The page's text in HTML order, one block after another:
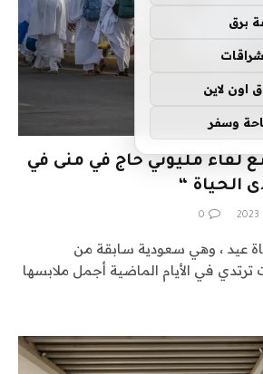
الحج 1444 مع لقاء مليوني حاج في منى في
الحياة “
0
عيد ، وهي سعودية سابقة من
في الأيام الماضية أجمل ملابسها
برق
اون لاين
وسفر